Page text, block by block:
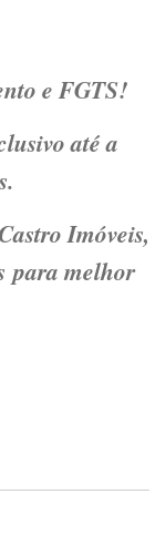
e FGTS!
até a
Imóveis,
para melhor